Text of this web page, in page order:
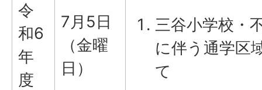
令
和6
年
度
7月5日
（金曜
日）
三谷小学校・
に伴う通学区
て